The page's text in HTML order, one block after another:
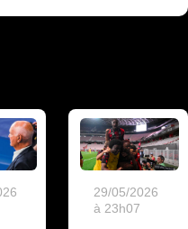
29/05/2026
à 23h07